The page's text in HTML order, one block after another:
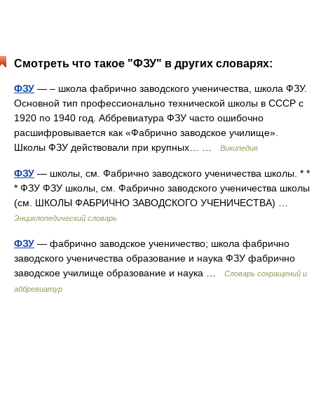
Смотреть что такое "ФЗУ" в других словарях:
ФЗУ — – школа фабрично заводского ученичества, школа ФЗУ.
Основной тип профессионально технической школы в СССР с
1920 по 1940 год. Аббревиатура ФЗУ часто ошибочно
расшифровывается как «Фабрично заводское училище».
Школы ФЗУ действовали при крупных… …
Википедия
ФЗУ — школы, см. Фабрично заводского ученичества школы. * *
* ФЗУ ФЗУ школы, см. Фабрично заводского ученичества школы
(см. ШКОЛЫ ФАБРИЧНО ЗАВОДСКОГО УЧЕНИЧЕСТВА) …
Энциклопедический словарь
ФЗУ — фабрично заводское ученичество; школа фабрично
заводского ученичества образование и наука ФЗУ фабрично
заводское училище образование и наука …
Словарь сокращений и
аббревиатур